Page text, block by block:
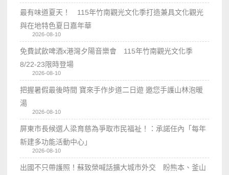
最有味道夏天！ 115年竹南觀光文化季打造兼具文化觀光
與在地特色夏日嘉年華
2026-08-10
免費試飲啤酒x港灣夕陽音樂會 115年竹南觀光文化季
8/22-23限時登場
2026-08-10
把握暑假最後時間 寶來手作步道二日遊 邀您手護山林泡暖
湯
2026-08-10
屏東市長候選人梁育慈為爭取市民福祉！：承諾任內「每年
新建多功能活動中心」
2026-08-10
出國不只帶護照！蘇致榮喊話擴大城市外交 盼熊本、釜山